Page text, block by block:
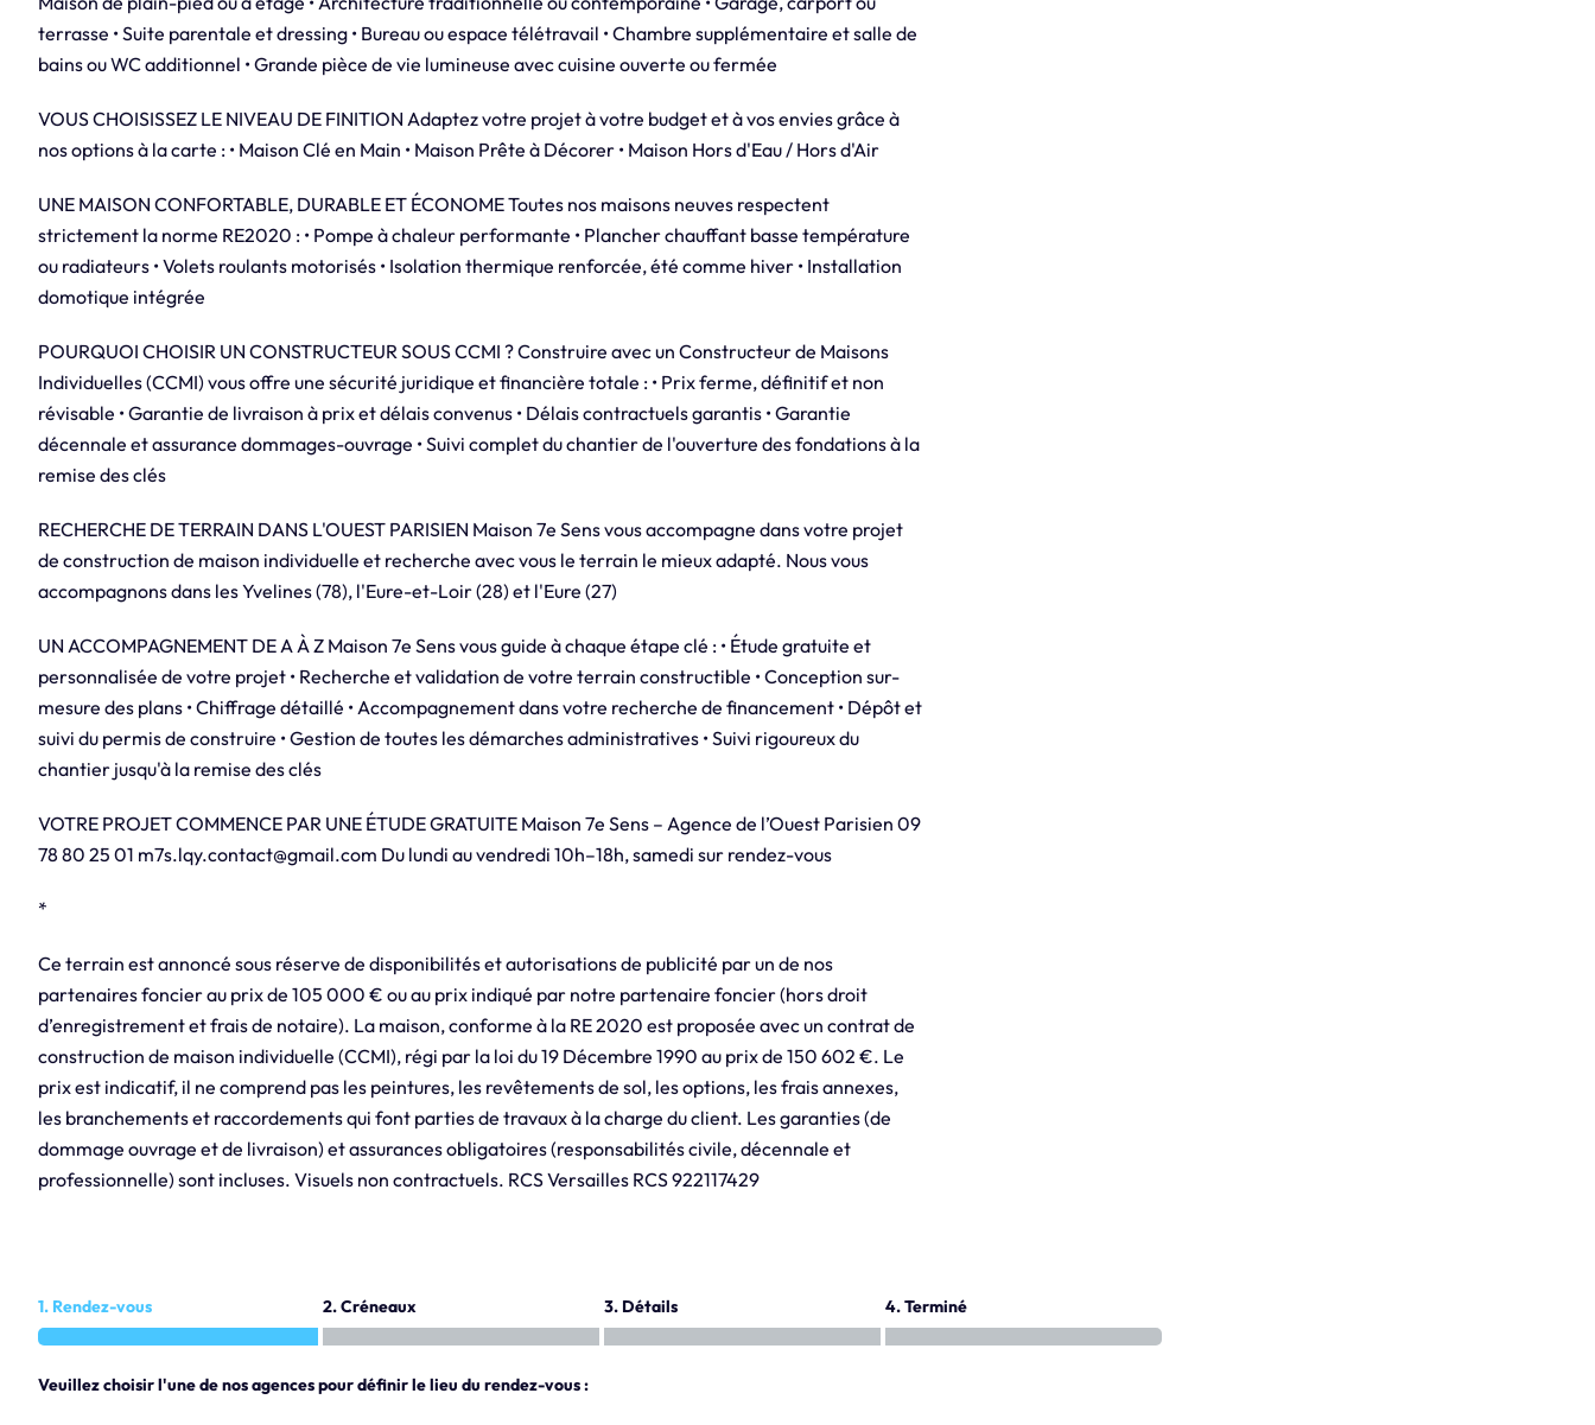
terrasse • Suite parentale et dressing • Bureau ou espace télétravail • Chambre supplémentaire et salle de
bains ou WC additionnel • Grande pièce de vie lumineuse avec cuisine ouverte ou fermée
VOUS CHOISISSEZ LE NIVEAU DE FINITION Adaptez votre projet à votre budget et à vos envies grâce à
nos options à la carte : • Maison Clé en Main • Maison Prête à Décorer • Maison Hors d'Eau / Hors d'Air
UNE MAISON CONFORTABLE, DURABLE ET ÉCONOME Toutes nos maisons neuves respectent
strictement la norme RE2020 : • Pompe à chaleur performante • Plancher chauffant basse température
ou radiateurs • Volets roulants motorisés • Isolation thermique renforcée, été comme hiver • Installation
domotique intégrée
POURQUOI CHOISIR UN CONSTRUCTEUR SOUS CCMI ? Construire avec un Constructeur de Maisons
Individuelles (CCMI) vous offre une sécurité juridique et financière totale : • Prix ferme, définitif et non
révisable • Garantie de livraison à prix et délais convenus • Délais contractuels garantis • Garantie
décennale et assurance dommages-ouvrage • Suivi complet du chantier de l'ouverture des fondations à la
remise des clés
RECHERCHE DE TERRAIN DANS L'OUEST PARISIEN Maison 7e Sens vous accompagne dans votre projet
de construction de maison individuelle et recherche avec vous le terrain le mieux adapté. Nous vous
accompagnons dans les Yvelines (78), l'Eure-et-Loir (28) et l'Eure (27)
UN ACCOMPAGNEMENT DE A À Z Maison 7e Sens vous guide à chaque étape clé : • Étude gratuite et
personnalisée de votre projet • Recherche et validation de votre terrain constructible • Conception sur-
mesure des plans • Chiffrage détaillé • Accompagnement dans votre recherche de financement • Dépôt et
suivi du permis de construire • Gestion de toutes les démarches administratives • Suivi rigoureux du
chantier jusqu'à la remise des clés
VOTRE PROJET COMMENCE PAR UNE ÉTUDE GRATUITE Maison 7e Sens – Agence de l’Ouest Parisien 09
78 80 25 01 m7s.lqy.contact@gmail.com Du lundi au vendredi 10h–18h, samedi sur rendez-vous
*
Ce terrain est annoncé sous réserve de disponibilités et autorisations de publicité par un de nos
partenaires foncier au prix de 105 000 € ou au prix indiqué par notre partenaire foncier (hors droit
d’enregistrement et frais de notaire). La maison, conforme à la RE 2020 est proposée avec un contrat de
construction de maison individuelle (CCMI), régi par la loi du 19 Décembre 1990 au prix de 150 602 €. Le
prix est indicatif, il ne comprend pas les peintures, les revêtements de sol, les options, les frais annexes,
les branchements et raccordements qui font parties de travaux à la charge du client. Les garanties (de
dommage ouvrage et de livraison) et assurances obligatoires (responsabilités civile, décennale et
professionnelle) sont incluses. Visuels non contractuels. RCS Versailles RCS 922117429
1. Rendez-vous 2. Créneaux 3. Détails 4. Terminé
Veuillez choisir l'une de nos agences pour définir le lieu du rendez-vous :